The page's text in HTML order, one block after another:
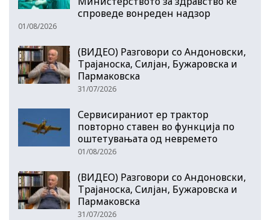
спроведе вонреден надзор
01/08/2026
(ВИДЕО) Разговори со Андоновски,
Трајаноска, Силјан, Бужаровска и
Пармаковска
31/07/2026
Сервисираниот ер трактор
повторно ставен во функција по
оштетувањата од невремето
01/08/2026
(ВИДЕО) Разговори со Андоновски,
Трајаноска, Силјан, Бужаровска и
Пармаковска
31/07/2026